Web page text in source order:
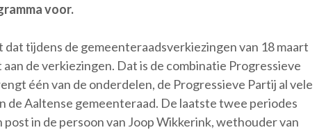
voor.
tijdens de gemeenteraadsverkiezingen van 18 maart
de verkiezingen. Dat is de combinatie Progressieve
één van de onderdelen, de Progressieve Partij al vele
de Aaltense gemeenteraad. De laatste twee periodes
in de persoon van Joop Wikkerink, wethouder van